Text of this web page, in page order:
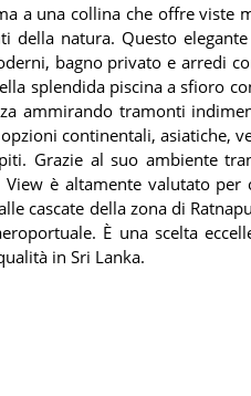
a una collina che offre viste
della natura. Questo
bagno privato e arredi
splendida piscina a sfioro
ammirando tramonti
continentali, asiatiche,
Grazie al suo ambiente
è altamente valutato per
cascate della zona di
È una scelta
in Sri Lanka.